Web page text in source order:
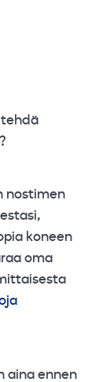
nostimen
koneen
oma
aina ennen